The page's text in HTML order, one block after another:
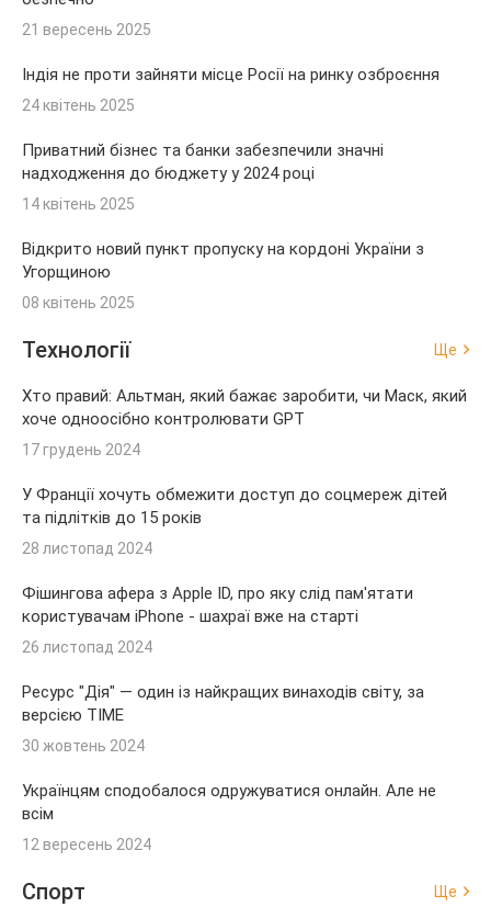
21 вересень 2025
Індія не проти зайняти місце Росії на ринку озброєння
24 квітень 2025
Приватний бізнес та банки забезпечили значні
надходження до бюджету у 2024 році
14 квітень 2025
Відкрито новий пункт пропуску на кордоні України з
Угорщиною
08 квітень 2025
Технології Ще
Хто правий: Альтман, який бажає заробити, чи Маск, який
хоче одноосібно контролювати GPT
17 грудень 2024
У Франції хочуть обмежити доступ до соцмереж дітей
та підлітків до 15 років
28 листопад 2024
Фішингова афера з Apple ID, про яку слід пам'ятати
користувачам iPhone - шахраї вже на старті
26 листопад 2024
Ресурс "Дія" — один із найкращих винаходів світу, за
версією TIME
30 жовтень 2024
Українцям сподобалося одружуватися онлайн. Але не
всім
12 вересень 2024
Спорт Ще